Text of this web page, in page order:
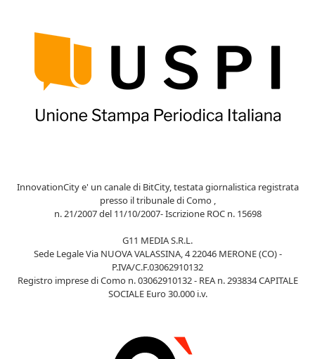
InnovationCity e' un canale di BitCity, testata giornalistica registrata
presso il tribunale di Como ,
n. 21/2007 del 11/10/2007- Iscrizione ROC n. 15698
G11 MEDIA S.R.L.
Sede Legale Via NUOVA VALASSINA, 4 22046 MERONE (CO) -
P.IVA/C.F.03062910132
Registro imprese di Como n. 03062910132 - REA n. 293834 CAPITALE
SOCIALE Euro 30.000 i.v.